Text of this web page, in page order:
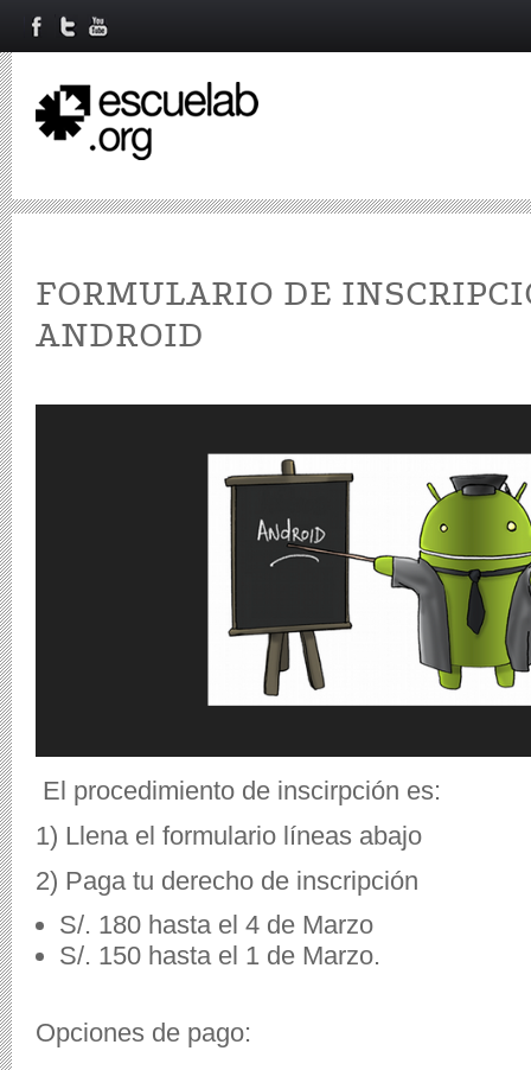
FORMULARIO DE
ANDROID
El procedimiento de inscirpción es:
1) Llena el formulario líneas abajo
2) Paga tu derecho de inscripción
S/. 180 hasta el 4 de Marzo
S/. 150 hasta el 1 de Marzo.
Opciones de pago: